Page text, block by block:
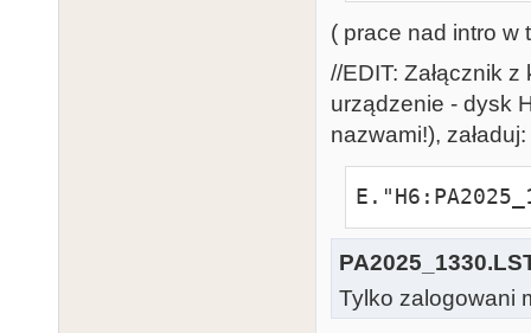
31107
31111 GOTO
31999 RETURN
32000 REM
32600 REM
32601
0:POKE 82,0
32699 RETURN
32700 REM
32701 REM *
( prace nad intro w
//EDIT: Załącznik
urządzenie - dysk
nazwami!), załaduj:
Tylko zalogowani